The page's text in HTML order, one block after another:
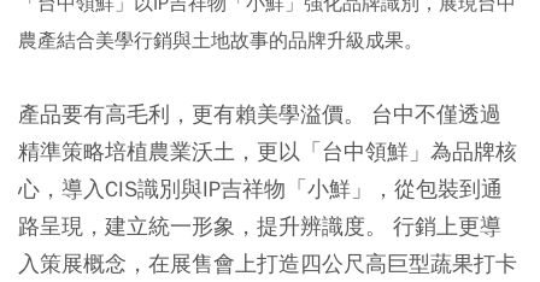
農產結合美學行銷與土地故事的品牌升級成果。
產品要有高毛利，更有賴美學溢價。 台中不僅透過
精準策略培植農業沃土，更以「台中領鮮」為品牌核
心，導入CIS識別與IP吉祥物「小鮮」，從包裝到通
路呈現，建立統一形象，提升辨識度。 行銷上更導
入策展概念，在展售會上打造四公尺高巨型蔬果打卡